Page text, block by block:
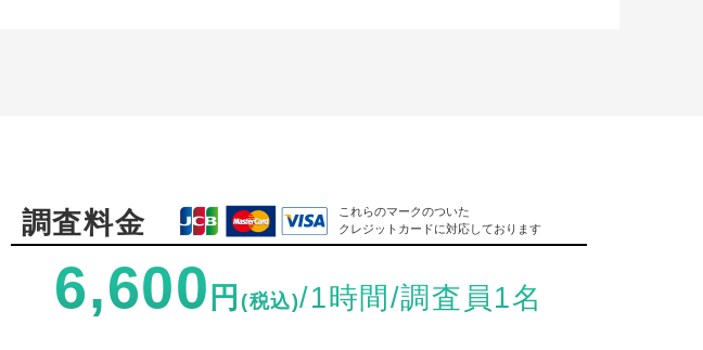
調査料金
これらのマークのついた
クレジットカードに対応しております
6,600 円 (税込)/1時間/調査員1名